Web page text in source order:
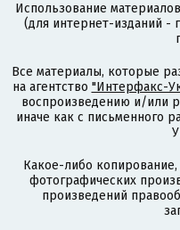
Использование
(для интернет-изданий -
Все материалы, которые
на агентство "Интерфакс-
воспроизведению и/или
иначе как с письменного
Какое-либо
фотографических
произведений